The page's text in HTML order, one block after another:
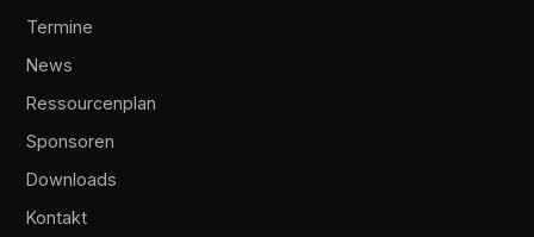
Termine
News
Ressourcenplan
Sponsoren
Downloads
Kontakt